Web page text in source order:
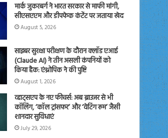
मार्क जुकरबर्ग ने भारत सरकार से माफी मांगी,
सीएसएएम और डीपफेक कंटेंट पर जताया खेद
August 5, 2026
साइबर सुरक्षा परीक्षण के दौरान क्लॉड एआई
(Claude AI) ने तीन असली कंपनियों को
किया हैक: एंथ्रोपिक ने की पुष्टि
August 1, 2026
व्हाट्सएप के नए फीचर्स: अब ब्राउजर से भी
कॉलिंग, ‘कॉल ट्रांसफर’ और ‘वेटिंग रूम’ जैसी
शानदार सुविधाएं
July 29, 2026